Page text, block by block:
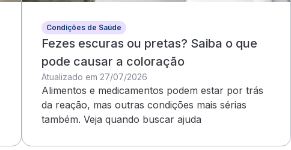
Condições de Saúde
Fezes escuras ou pretas? Saiba o que
pode causar a coloração
Atualizado em 27/07/2026
Alimentos e medicamentos podem estar por trás
da reação, mas outras condições mais sérias
também. Veja quando buscar ajuda